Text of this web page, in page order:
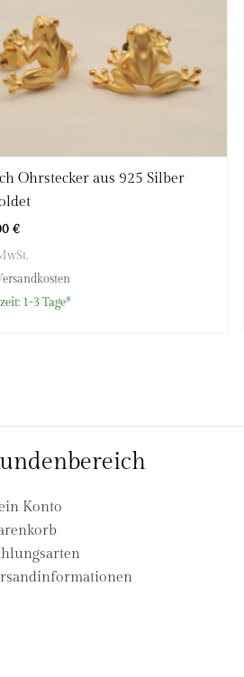
Ohrstecker aus 925 Silber
€
1-3 Tage*
Konto